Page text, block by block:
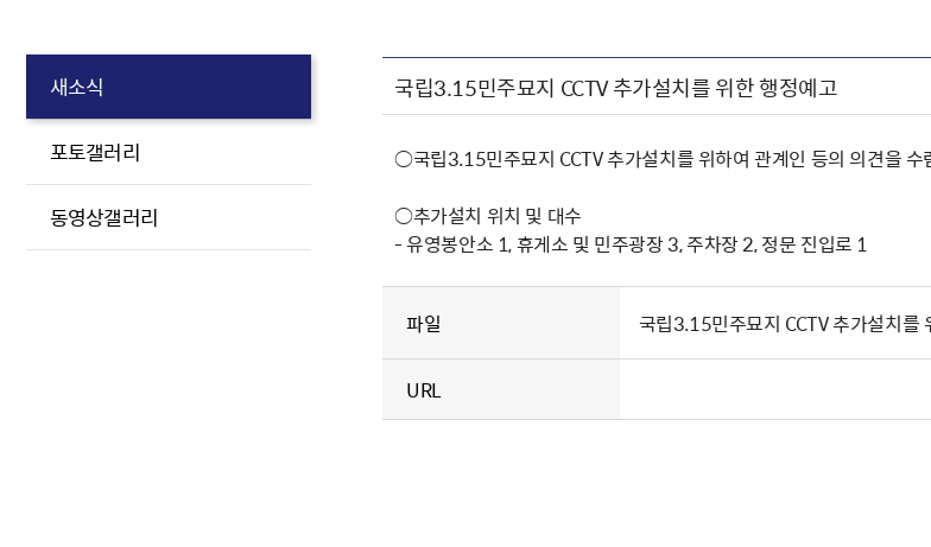
새소식
포토갤러리
동영상갤러리
국립3.15민주묘지 CCTV 추가설치를 위한 행정예고
○국립3.15민주묘지 CCTV 추가설치를 위하여 관계인 등의 의견을
○추가설치 위치 및 대수
- 유영봉안소 1, 휴게소 및 민주광장 3, 주차장 2, 정문 진입로 1
파일 국립3.15민주묘지 CCTV 추가설치
URL